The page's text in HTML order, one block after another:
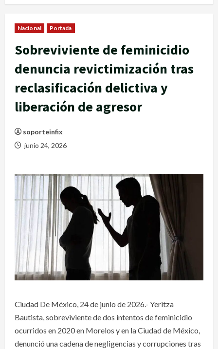
Nacional Portada
Sobreviviente de feminicidio
denuncia revictimización tras
reclasificación delictiva y
liberación de agresor
soporteinfix
junio 24, 2026
Ciudad De México, 24 de junio de 2026.- Yeritza
Bautista, sobreviviente de dos intentos de feminicidio
ocurridos en 2020 en Morelos y en la Ciudad de México,
denunció una cadena de negligencias y corrupciones tras